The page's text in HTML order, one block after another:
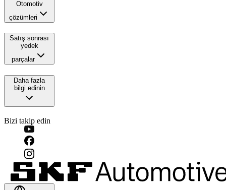
Otomotiv
çözümleri
Satış sonrası
yedek
parçalar
Daha fazla
bilgi edinin
Bizi takip edin